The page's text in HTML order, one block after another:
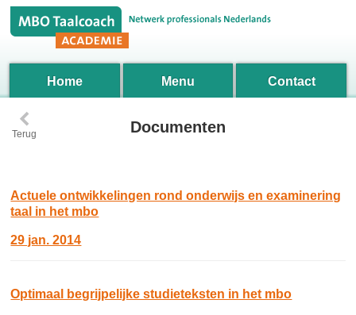
Home Menu Contact
‹
Terug Documenten
Actuele ontwikkelingen rond onderwijs en examinering
taal in het mbo
29 jan. 2014
Optimaal begrijpelijke studieteksten in het mbo